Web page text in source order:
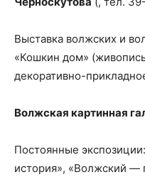
Выставка волжских и
«Кошкин дом»
декоративно-
Волжская картинная
Постоянные
история», «Волжский —